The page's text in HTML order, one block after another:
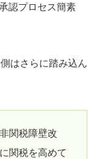
認プロセス簡素
はさらに踏み込ん
関税障壁改
関税を高めて